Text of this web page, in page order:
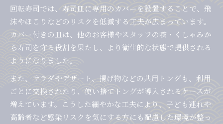
回転寿司では、寿司皿に専用のカバーを設置することで、飛
沫やほこりなどのリスクを低減する工夫が広まっています。
カバー付きの皿は、他のお客様やスタッフの咳・くしゃみか
ら寿司を守る役割を果たし、より衛生的な状態で提供される
ようになりました。
また、サラダやデザート、揚げ物などの共用トングも、利用
ごとに交換されたり、使い捨てトングが導入されるケースが
増えています。こうした細やかな工夫により、子ども連れや
高齢者など感染リスクを気にする方にも配慮した環境が整っ